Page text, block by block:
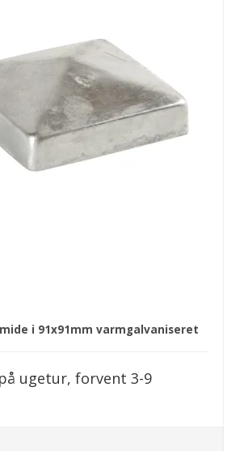
i 91x91mm varmgalvaniseret
ugetur, forvent 3-9